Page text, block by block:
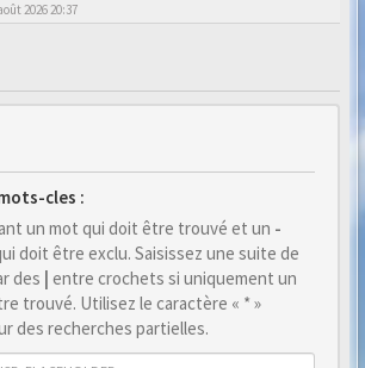
2026 20:37
cles :
un mot qui doit être trouvé et un -
doit être exclu. Saisissez une suite de
des | entre crochets si uniquement un
trouvé. Utilisez le caractère « * »
des recherches partielles.